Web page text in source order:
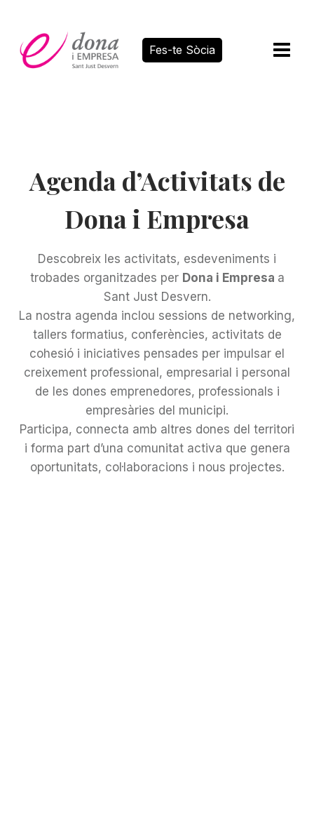
contingut
Fes-te Sòcia
Agenda d’Activitats de
Dona i Empresa
Descobreix les activitats, esdeveniments i
trobades organitzades per Dona i Empresa a
Sant Just Desvern.
La nostra agenda inclou sessions de networking,
tallers formatius, conferències, activitats de
cohesió i iniciatives pensades per impulsar el
creixement professional, empresarial i personal
de les dones emprenedores, professionals i
empresàries del municipi.
Participa, connecta amb altres dones del territori
i forma part d’una comunitat activa que genera
oportunitats, col·laboracions i nous projectes.